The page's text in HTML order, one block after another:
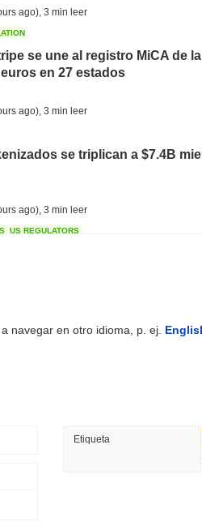
ago) 3 min leer
se une al registro MiCA de
en 27 estados
ago) 3 min leer
se triplican a $7.4B
ago) 3 min leer
US REGULATORS
Wall Street a Su Aplicación de
ago)
navegar en otro idioma, p. ej.
Etiqueta